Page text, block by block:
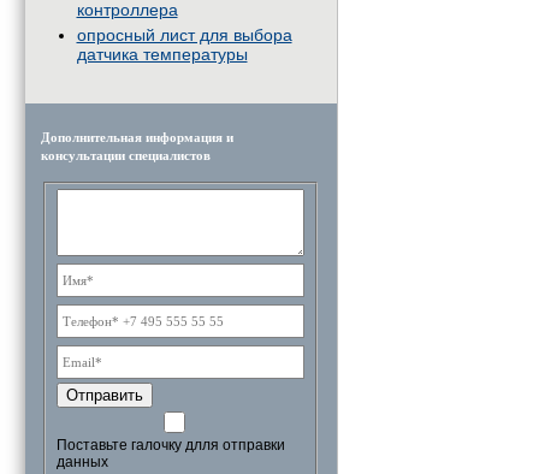
контроллера
опросный лист для выбора
датчика температуры
Дополнительная информация и
консультации специалистов
Отправить
Поставьте галочку длля отправки
данных